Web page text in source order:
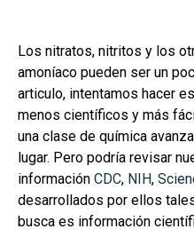
Los nitratos, nitritos y los
amoníaco pueden ser un
articulo, intentamos hacer
menos científicos y más
una clase de química
lugar. Pero podría revisar
información CDC, NIH,
desarrollados por ellos
busca es información